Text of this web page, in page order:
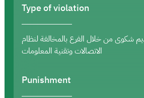
Type of violation
شكوى من خلال الفرع بالمخالفة لنظام
الاتصالات وتقنية المعلومات
Punishment